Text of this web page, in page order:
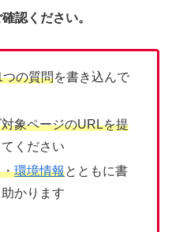
認ください。
の質問を書き込んで
象ページのURLを提
ください
環境情報とともに書
かります